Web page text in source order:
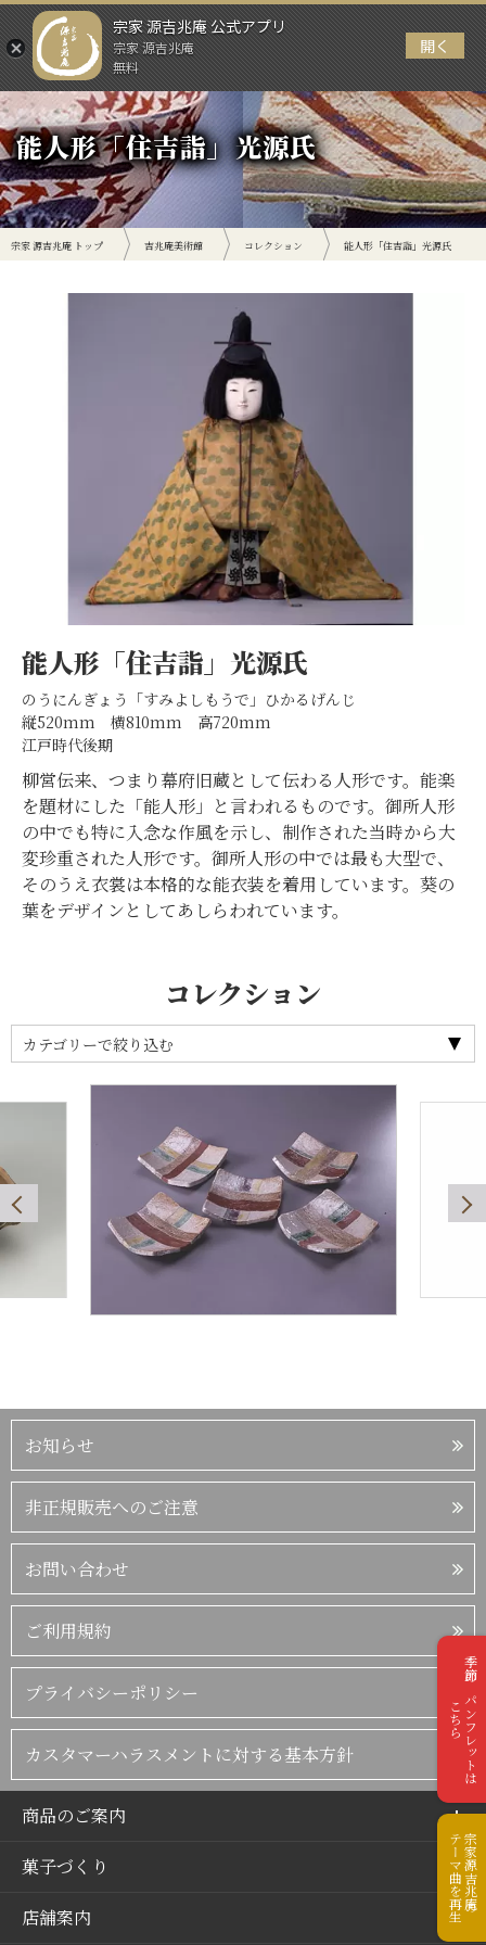
宗家 源吉兆庵 公式アプリ
宗家 源吉兆庵
無料
開く
メニュー
能人形「住吉詣」光源氏
宗家 源吉兆庵 トップ 吉兆庵美術館 コレクション 能人形「住吉詣」光源氏
能人形「住吉詣」光源氏
のうにんぎょう「すみよしもうで」ひかるげんじ
縦520mm 横810mm 高720mm
江戸時代後期
柳営伝来、つまり幕府旧蔵として伝わる人形です。能楽
を題材にした「能人形」と言われるものです。御所人形
の中でも特に入念な作風を示し、制作された当時から大
変珍重された人形です。御所人形の中では最も大型で、
そのうえ衣裳は本格的な能衣装を着用しています。葵の
葉をデザインとしてあしらわれています。
コレクション
カテゴリーで絞り込む
お知らせ
非正規販売へのご注意
お問い合わせ
ご利用規約
プライバシーポリシー
カスタマーハラスメントに対する基本方針
商品のご案内
菓子づくり
店舗案内
季節のパンフレットは
こちら
宗家源吉兆庵の
テーマ曲を再生